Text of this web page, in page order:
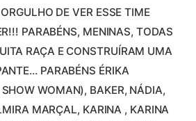
DE VER ESSE TIME
PARABÉNS, MENINAS, TODAS
RAÇA E CONSTRUÍRAM UMA
PARABÉNS ÉRIKA
WOMAN), BAKER, NÁDIA,
MARÇAL, KARINA , KARINA